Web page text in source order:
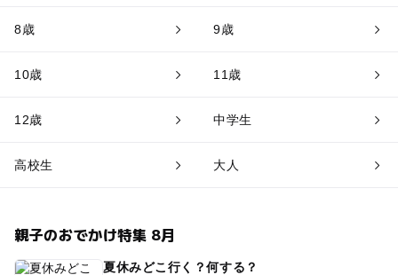
8歳 9歳
10歳 11歳
12歳 中学生
高校生 大人
親子のおでかけ特集 8月
夏休みどこ行く？何する？